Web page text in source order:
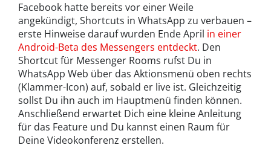
Facebook hatte bereits vor einer Weile
angekündigt, Shortcuts in WhatsApp zu verbauen –
erste Hinweise darauf wurden Ende April in einer
Android-Beta des Messengers entdeckt. Den
Shortcut für Messenger Rooms rufst Du in
WhatsApp Web über das Aktionsmenü oben rechts
(Klammer-Icon) auf, sobald er live ist. Gleichzeitig
sollst Du ihn auch im Hauptmenü finden können.
Anschließend erwartet Dich eine kleine Anleitung
für das Feature und Du kannst einen Raum für
Deine Videokonferenz erstellen.